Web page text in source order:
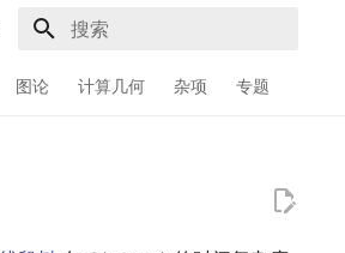
图论 计算几何 杂项 专题